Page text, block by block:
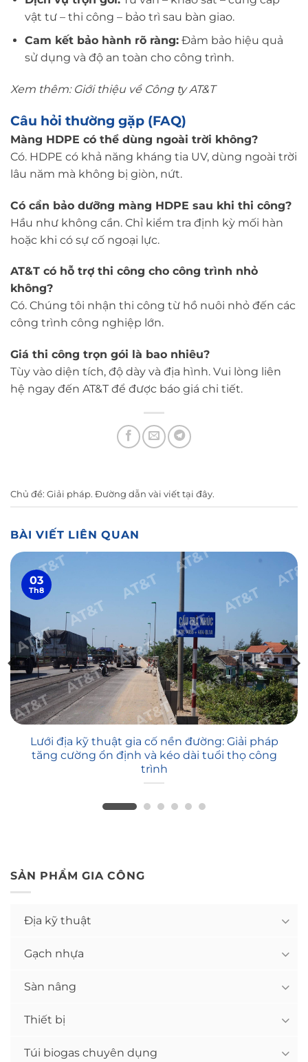
vật tư – thi công – bảo trì sau bàn giao.
Cam kết bảo hành rõ ràng:Đảm bảo hiệu quả
sử dụng và độ an toàn cho công trình.
Xem thêm: Giới thiệu về Công ty AT&T
Câu hỏi thường gặp (FAQ)
Màng HDPE có thể dùng ngoài trời không?
Có. HDPE có khả năng kháng tia UV, dùng ngoài trời
lâu năm mà không bị giòn, nứt.
Có cần bảo dưỡng màng HDPE sau khi thi công?
Hầu như không cần. Chỉ kiểm tra định kỳ mối hàn
hoặc khi có sự cố ngoại lực.
AT&T có hỗ trợ thi công cho công trình nhỏ
không?
Có. Chúng tôi nhận thi công từ hồ nuôi nhỏ đến các
công trình công nghiệp lớn.
Giá thi công trọn gói là bao nhiêu?
Tùy vào diện tích, độ dày và địa hình. Vui lòng liên
hệ ngay đến AT&T để được báo giá chi tiết.
Chủ đề: Giải pháp. Đường dẫn vài viết tại đây.
BÀI VIẾT LIÊN QUAN
Lưới địa kỹ thuật gia cố nền đường: Giải pháp
tăng cường ổn định và kéo dài tuổi thọ công
trình
03
Th8
SẢN PHẨM GIA CÔNG
Địa kỹ thuật
Gạch nhựa
Sàn nâng
Thiết bị
Túi biogas chuyên dụng